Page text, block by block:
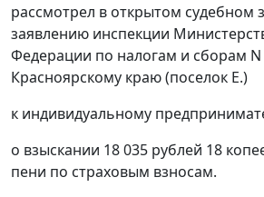
рассмотрел в открытом судебном
заявлению инспекции
Федерации по налогам и сборам N
Красноярскому краю (поселок Е.)
к индивидуальному
о взыскании 18 035 рублей 18
пени по страховым взносам.